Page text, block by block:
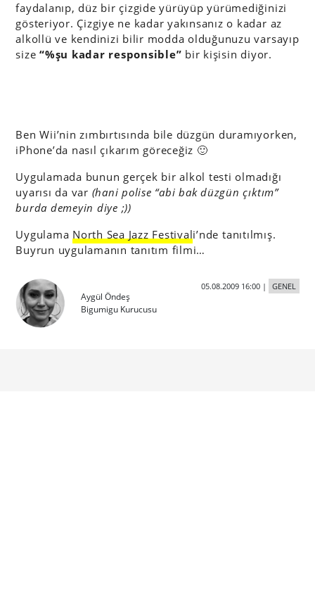
faydalanıp, düz bir çizgide yürüyüp yürümediğinizi
gösteriyor. Çizgiye ne kadar yakınsanız o kadar az
alkollü ve kendinizi bilir modda olduğunuzu varsayıp
size“%şu kadar responsible” bir kişisin diyor.
Ben Wii’nin zımbırtısında bile düzgün duramıyorken,
iPhone’da nasıl çıkarım göreceğiz 🙂
Uygulamada bunun gerçek bir alkol testi olmadığı
uyarısı da var (hani polise “abi bak düzgün çıktım”
burda demeyin diye ;))
Uygulama North Sea Jazz Festivali’nde tanıtılmış.
Buyrun uygulamanın tanıtım filmi…
Aygül Öndeş
Bigumigu Kurucusu
05.08.2009 16:00| GENEL